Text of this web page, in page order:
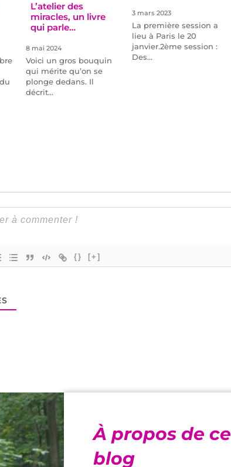
L’atelier des
miracles, un livre
qui parle…
8 mai 2024
Voici un gros bouquin
qui mérite qu’on se
plonge dedans. Il
décrit…
3 mars 2023
La première session a
lieu à Paris le 20
janvier.2ème session :
Des…
{} [+]
À propos de ce
blog